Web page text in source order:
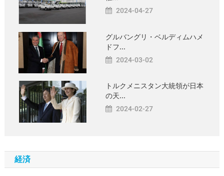
2024-04-27
グルバングリ・ベルディムハメ
ドフ...
2024-03-02
トルクメニスタン大統領が日本
の天...
2024-02-27
経済